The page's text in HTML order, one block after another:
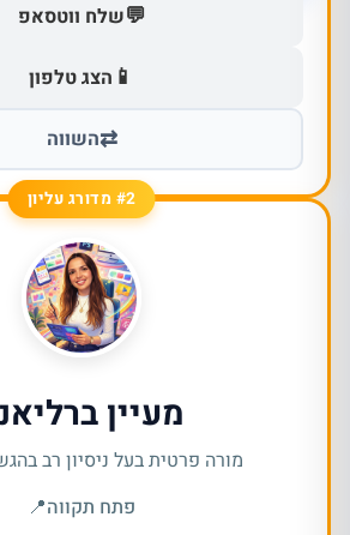
💬שלח ווטסאפ
📱 הצג טלפון
⇄השווה
#2 מדורג עליון
מעיין
מורה פרטית בעל ניסיון רב
פתח תקווה📍